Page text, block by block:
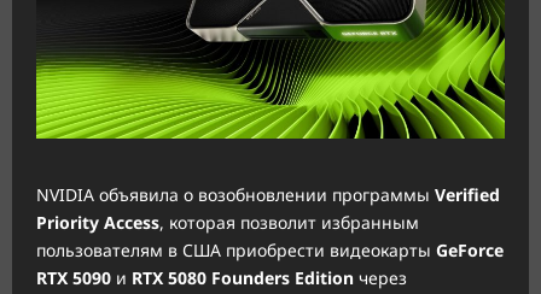
NVIDIA объявила о возобновлении программы Verified
Priority Access, которая позволит избранным
пользователям в США приобрести видеокарты GeForce
RTX 5090 и RTX 5080 Founders Edition через